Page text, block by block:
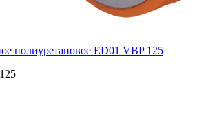
полиуретановое ED01 VBP 125